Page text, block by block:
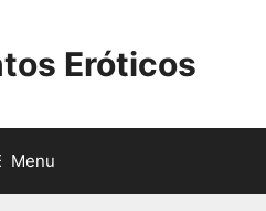
Eróticos
Menu